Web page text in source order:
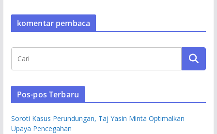
komentar pembaca
Pos-pos Terbaru
Soroti Kasus Perundungan, Taj Yasin Minta Optimalkan
Upaya Pencegahan